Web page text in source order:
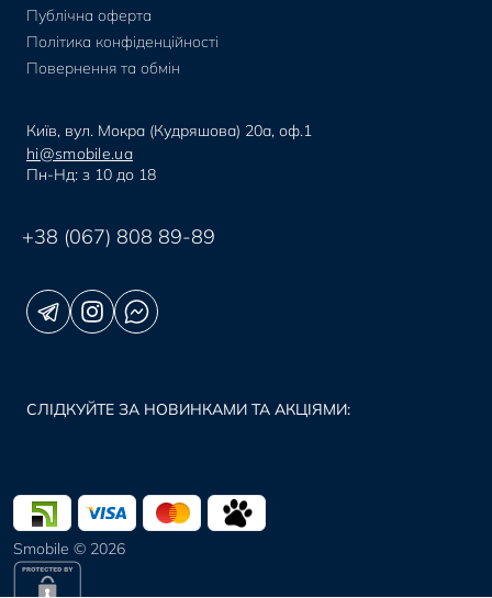
Публічна оферта
Політика конфіденційності
Повернення та обмін
Київ, вул. Мокра (Кудряшова) 20а, оф.1
hi@smobile.ua
Пн-Нд: з 10 до 18
+38 (067) 808 89-89
СЛІДКУЙТЕ ЗА НОВИНКАМИ ТА АКЦІЯМИ:
Smobile © 2026